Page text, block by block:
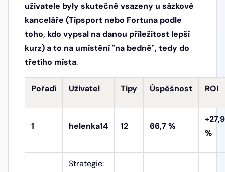
uživatele byly skutečně vsazeny u sázkové
kanceláře (Tipsport nebo Fortuna podle
toho, kdo vypsal na danou příležitost lepší
kurz) a to na umístění "na bedně", tedy do
třetího místa.
Pořadí Uživatel Tipy Úspěšnost ROI
1 helenka14 12 66,7 %
+27,9
%
Strategie: